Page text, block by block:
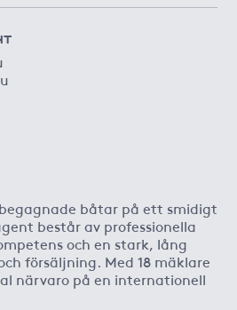
båtar på ett smidigt
består av professionella
och en stark, lång
försäljning. Med 18 mäklare
närvaro på en internationell